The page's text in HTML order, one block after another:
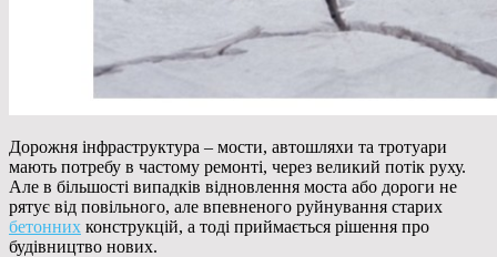
Дорожня інфраструктура – мости, автошляхи та тротуари
мають потребу в частому ремонті, через великий потік руху.
Але в більшості випадків відновлення моста або дороги не
рятує від повільного, але впевненого руйнування старих
бетонних конструкцій, а тоді приймається рішення про
будівництво нових.